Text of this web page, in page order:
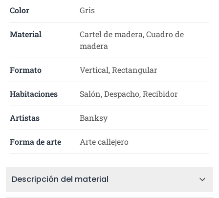
Color Gris
Material
Cartel de madera, Cuadro de
madera
Formato Vertical, Rectangular
Habitaciones Salón, Despacho, Recibidor
Artistas Banksy
Forma de arte Arte callejero
Descripción del material